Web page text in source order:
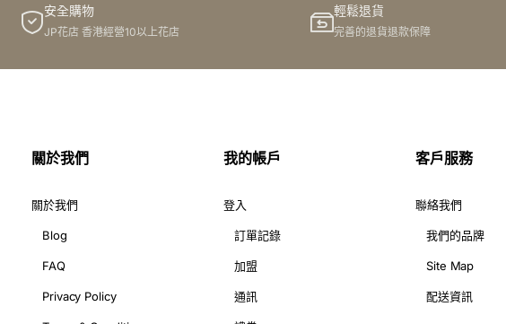
條款及細則
安全購物
JP花店 香港經營10以上花店
輕鬆退貨
完善的退貨退款保障
關於我們
關於我們
Blog
FAQ
Privacy Policy
我的帳戶
登入
訂單記錄
加盟
通訊
客戶服務
聯絡我們
我們的品牌
Site Map
配送資訊